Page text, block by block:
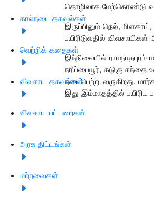
கால்நடை தகவல்கள்
வெற்றிக் கதைகள்
விவசாய தகவல்கள்
விவசாய பட்டறைகள்
அரசு திட்டங்கள்
மற்றவைகள்
தொழிலாக மேற்கொண்டு
இருப்பினும் நெல், மிளகாய்,
பயிரிடுவதில்
இந்நிலையில் ராமநாதபுரம்
நரிப்பையூர், கடுகு சந்தை
நடைபெற்று வருகிறது.
இது இம்மாதத்தில் பயிரிட